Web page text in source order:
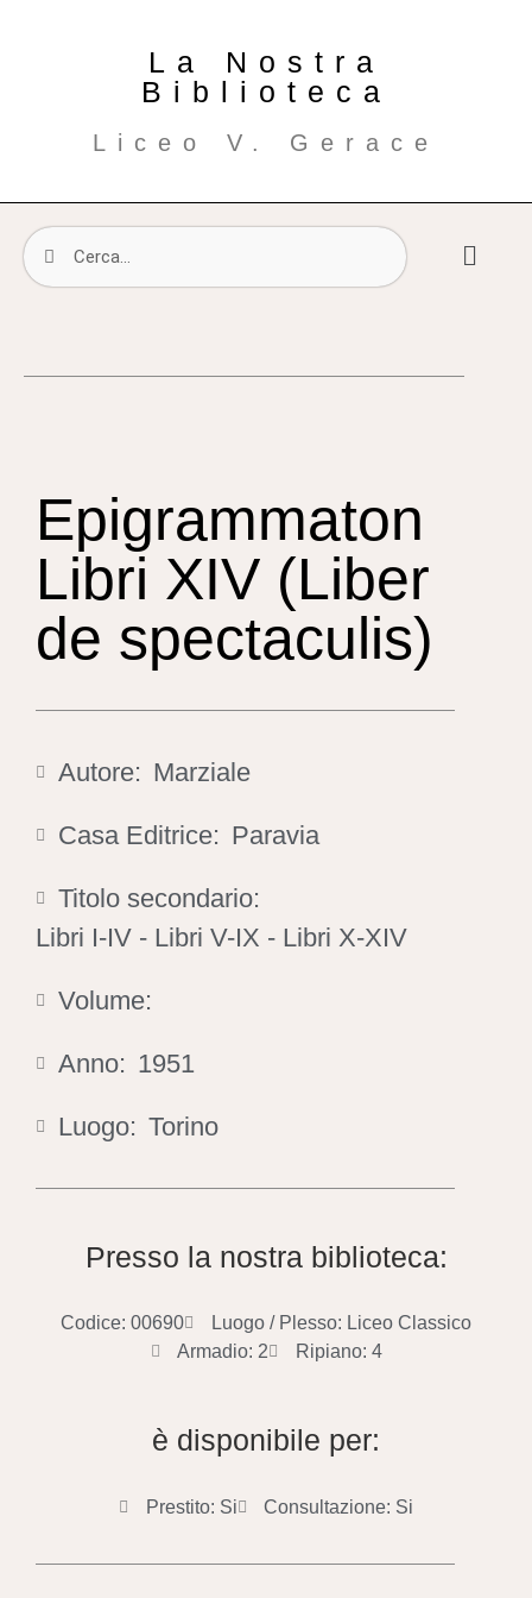
La Nostra
Biblioteca
Liceo V. Gerace
Epigrammaton
Libri XIV (Liber
de spectaculis)
Autore: Marziale
Casa Editrice: Paravia
Titolo secondario:
Libri I-IV - Libri V-IX - Libri X-XIV
Volume:
Anno: 1951
Luogo: Torino
Presso la nostra biblioteca:
Codice: 00690
Luogo / Plesso: Liceo Classico
Armadio: 2
Ripiano: 4
è disponibile per:
Prestito: Si Consultazione: Si